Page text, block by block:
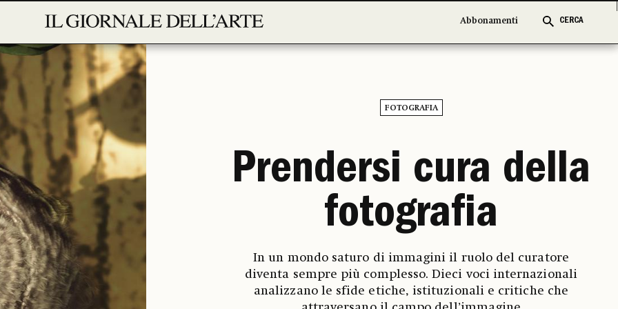
Abbonamenti CERCA
Abbonamenti CERCA
FOTOGRAFIA
Prendersi cura della
fotografia
In un mondo saturo di immagini il ruolo del curatore
diventa sempre più complesso. Dieci voci internazionali
analizzano le sfide etiche, istituzionali e critiche che